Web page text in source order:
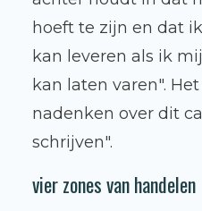
hoeft te zijn en dat
kan leveren als ik
kan laten varen".
nadenken over dit
schrijven".
vier zones van handelen